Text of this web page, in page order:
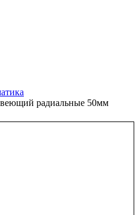
радиальные 50мм